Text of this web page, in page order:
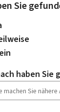
Sie
haben Sie